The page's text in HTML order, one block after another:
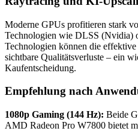
Moderne GPUs profitieren stark
Technologien wie DLSS (Nvidia)
Technologien können die
sichtbare Qualitätsverluste – ein
Kaufentscheidung.
Empfehlung nach
1080p Gaming (144 Hz): Beide
AMD Radeon Pro W7800 bietet